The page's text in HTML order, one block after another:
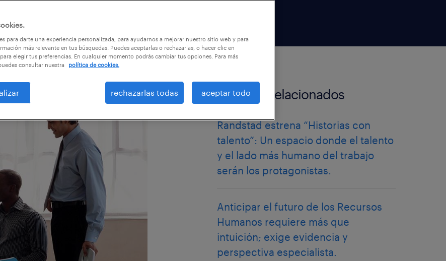
artículos relacionados
Randstad estrena “Historias con
talento”: Un espacio donde el talento
y el lado más humano del trabajo
serán los protagonistas.
Anticipar el futuro de los Recursos
Humanos requiere más que
intuición; exige evidencia y
perspectiva especialista.
para darte una experiencia personalizada, para ayudarnos a mejorar nuestro sitio web y para
más relevante en tus búsquedas. Puedes aceptarlas o rechazarlas, o hacer clic en
elegir tus preferencias. En cualquier momento podrás cambiar tus opciones. Para más
consultar nuestra
política de cookies.
rechazarlas todas aceptar todo